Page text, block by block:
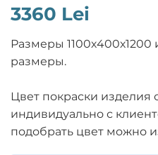
3360 Lei
Размеры
размеры.
Цвет покраски изделия
индивидуально с
подобрать цвет можно